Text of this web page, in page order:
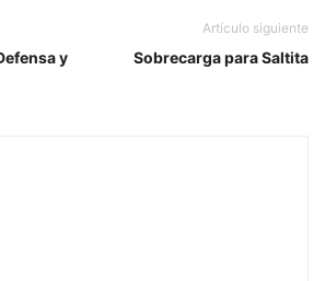
y
Artículo siguiente
Sobrecarga para Saltita